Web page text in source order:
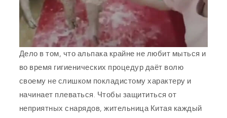
Дело в том, что альпака крайне не любит мыться и
во время гигиенических процедур даёт волю
своему не слишком покладистому характеру и
начинает плеваться. Чтобы защититься от
неприятных снарядов, жительница Китая каждый